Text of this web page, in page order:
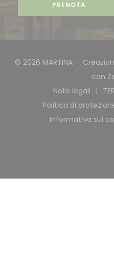
PRENOTA
© 2026 MARTINA —
con
Note legali
((apre
Politica di
Informativa sui